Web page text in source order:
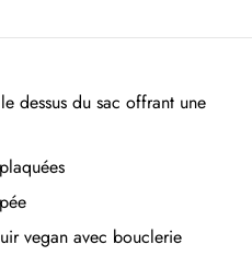
dessus du sac offrant une
vegan avec bouclerie